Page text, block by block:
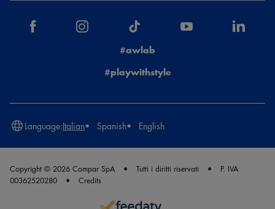
#awlab
#playwithstyle
Language:Italian Spanish English
Copyright © 2026 Compar SpA Tutti i diritti riservati
P. IVA
00362520280
Credits